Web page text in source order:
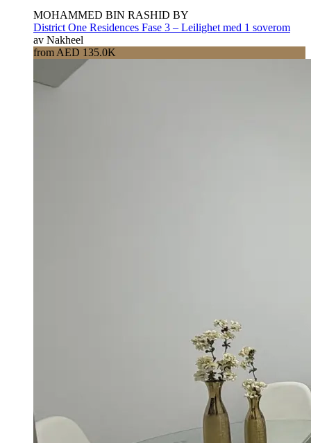
MOHAMMED BIN RASHID BY
District One Residences Fase 3 – Leilighet med 1 soverom
av Nakheel
from AED 135.0K